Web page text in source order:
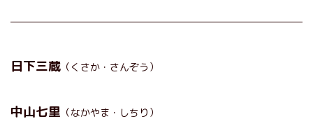
日下三蔵 （くさか・さんぞう）
中山七里 （なかやま・しちり）